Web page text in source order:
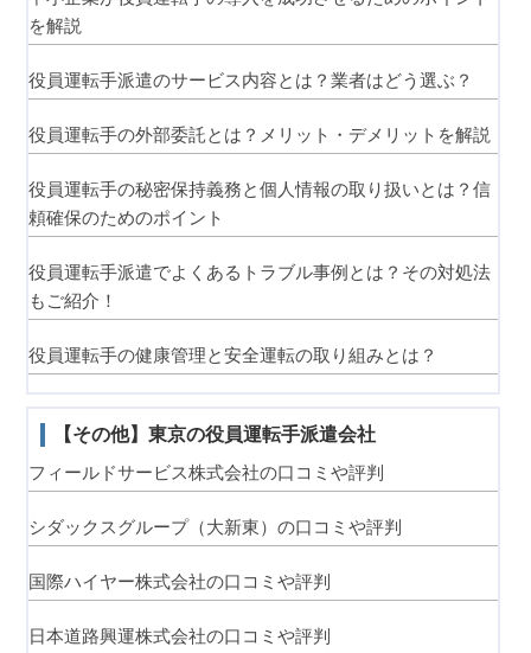
を解説
役員運転手派遣のサービス内容とは？業者はどう選ぶ？
役員運転手の外部委託とは？メリット・デメリットを解説
役員運転手の秘密保持義務と個人情報の取り扱いとは？信
頼確保のためのポイント
役員運転手派遣でよくあるトラブル事例とは？その対処法
もご紹介！
役員運転手の健康管理と安全運転の取り組みとは？
【その他】東京の役員運転手派遣会社
フィールドサービス株式会社の口コミや評判
シダックスグループ（大新東）の口コミや評判
国際ハイヤー株式会社の口コミや評判
日本道路興運株式会社の口コミや評判